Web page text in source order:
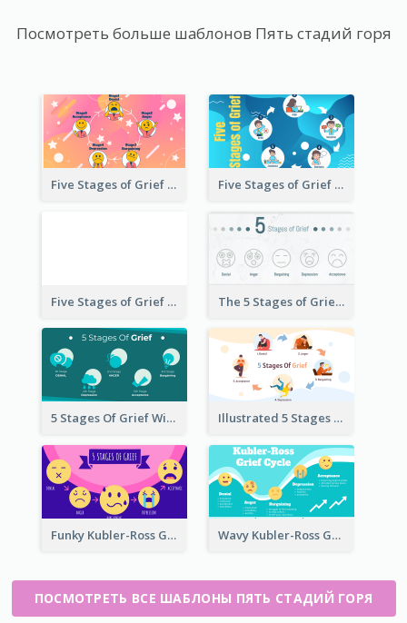
Посмотреть больше шаблонов Пять стадий горя
Five Stages of Grief with Emoji Icon Five Stages of Grief Infographic with illustration
Five Stages of Grief The 5 Stages of Grief With emoji Icon
5 Stages Of Grief With Graphics Illustrated 5 Stages Of Grief
Funky Kubler-Ross Grief Cycle Wavy Kubler-Ross Grief Cycle
ПОСМОТРЕТЬ ВСЕ ШАБЛОНЫ ПЯТЬ СТАДИЙ ГОРЯ